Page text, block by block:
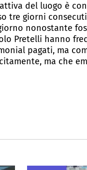
del luogo è
tre giorni
nonostante
Pretelli hanno
pagati, ma
ma che